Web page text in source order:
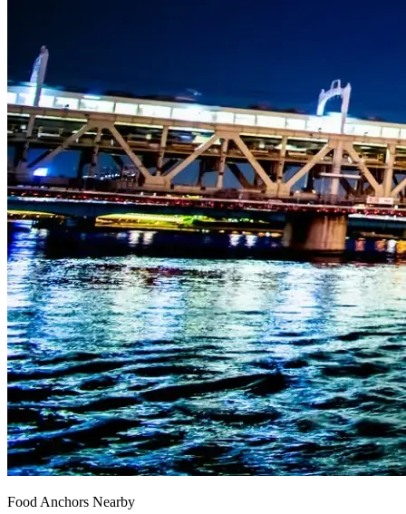
Food Anchors Nearby